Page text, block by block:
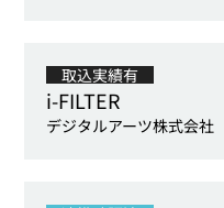
取込実績有
i-FILTER
デジタルアーツ株式会社